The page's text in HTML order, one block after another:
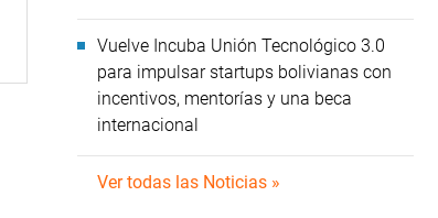
Vuelve Incuba Unión Tecnológico 3.0
para impulsar startups bolivianas con
incentivos, mentorías y una beca
internacional
Ver todas las Noticias »